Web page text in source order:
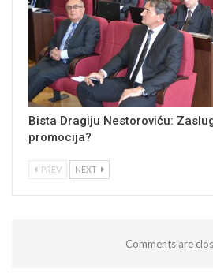
Bista Dragiju Nestoroviću:
promocija?
PREV NEXT
Comments are